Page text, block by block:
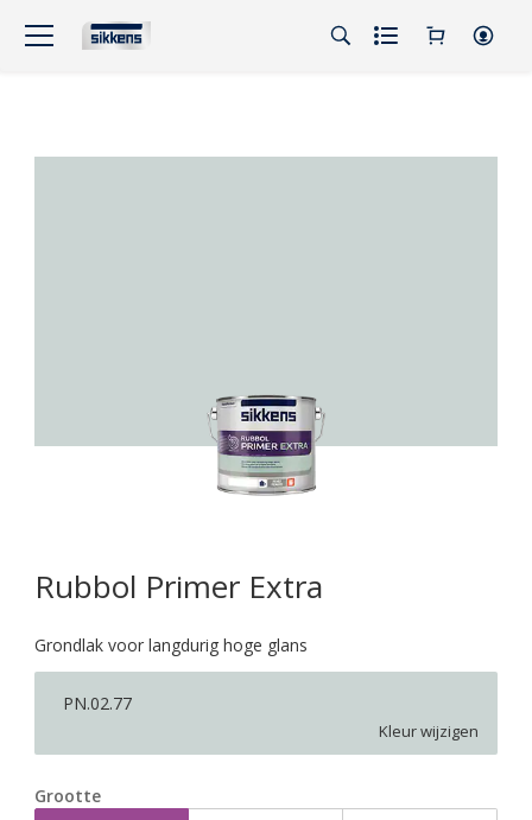
Rubbol Primer Extra
Grondlak voor langdurig hoge glans
PN.02.77
Kleur wijzigen
Grootte